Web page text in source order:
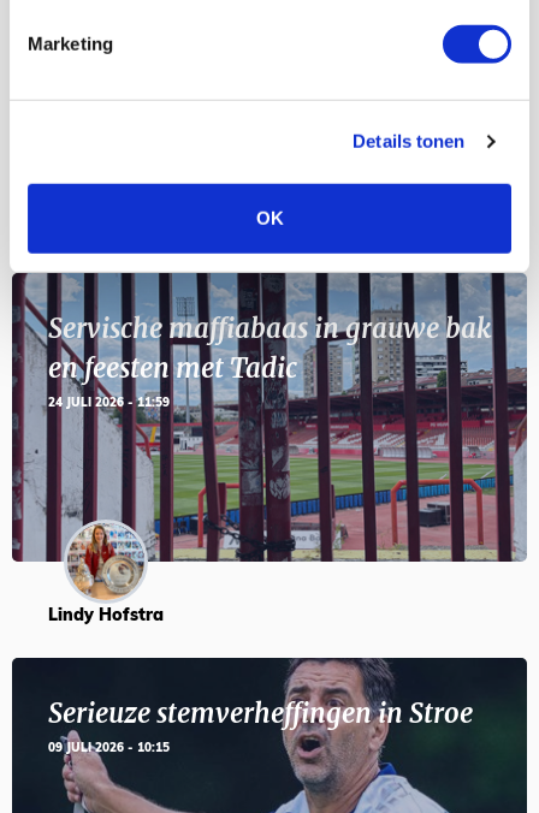
Marketing
Details tonen
OK
Geef Mij Maar Amsterdam
Servische maffiabaas in grauwe bak
en feesten met Tadic
24 JULI 2026 - 11:59
Lindy Hofstra
Serieuze stemverheffingen in Stroe
09 JULI 2026 - 10:15